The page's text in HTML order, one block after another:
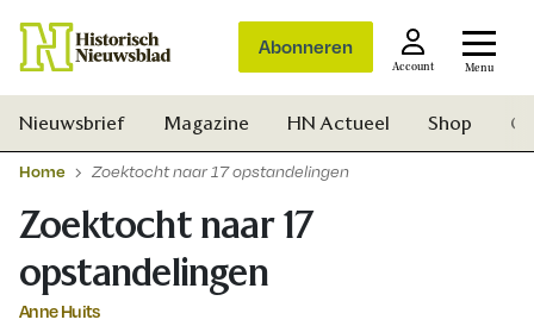
Abonneren
Account Menu
Nieuwsbrief Magazine HN Actueel Shop
Home Zoektocht naar 17 opstandelingen
Zoektocht naar 17
opstandelingen
Anne Huits